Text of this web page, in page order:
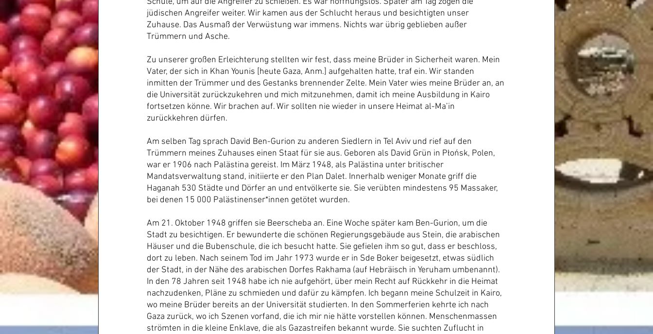
jüdischen Angreifer weiter. Wir kamen aus der Schlucht heraus und besichtigten unser
Zuhause. Das Ausmaß der Verwüstung war immens. Nichts war übrig geblieben außer
Trümmern und Asche.
Zu unserer großen Erleichterung stellten wir fest, dass meine Brüder in Sicherheit waren. Mein
Vater, der sich in Khan Younis [heute Gaza, Anm.] aufgehalten hatte, traf ein. Wir standen
inmitten der Trümmer und des Gestanks brennender Zelte. Mein Vater wies meine Brüder an, an
die Universität zurückzukehren und mich mitzunehmen, damit ich meine Ausbildung in Kairo
fortsetzen könne. Wir brachen auf. Wir sollten nie wieder in unsere Heimat al-Ma’in
zurückkehren dürfen.
Am selben Tag sprach David Ben-Gurion zu anderen Siedlern in Tel Aviv und rief auf den
Trümmern meines Zuhauses einen Staat für sie aus. Geboren als David Grün in Płońsk, Polen,
war er 1906 nach Palästina gereist. Im März 1948, als Palästina unter britischer
Mandatsverwaltung stand, initiierte er den Plan Dalet. Innerhalb weniger Monate griff die
Haganah 530 Städte und Dörfer an und entvölkerte sie. Sie verübten mindestens 95 Massaker,
bei denen 15 000 Palästinenser*innen getötet wurden.
Am 21. Oktober 1948 griffen sie Beerscheba an. Eine Woche später kam Ben-Gurion, um die
Stadt zu besichtigen. Er bewunderte die schönen Regierungsgebäude aus Stein, die arabischen
Häuser und die Bubenschule, die ich besucht hatte. Sie gefielen ihm so gut, dass er beschloss,
dort zu leben. Nach seinem Tod im Jahr 1973 wurde er in Sde Boker beigesetzt, etwas südlich
der Stadt, in der Nähe des arabischen Dorfes Rakhama (auf Hebräisch in Yeruham umbenannt).
In den 78 Jahren seit 1948 habe ich nie aufgehört, über mein Recht auf Rückkehr in die Heimat
nachzudenken, Pläne zu schmieden und dafür zu kämpfen. Ich begann meine Schulzeit in Kairo,
wo meine Brüder bereits an der Universität studierten. In den Sommerferien kehrte ich nach
Gaza zurück, wo ich Szenen vorfand, die ich mir nie hätte vorstellen können. Menschenmassen
strömten in die kleine Enklave, die als Gazastreifen bekannt wurde. Sie suchten Zuflucht in